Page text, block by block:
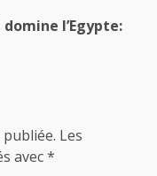
l’Egypte:
Les
avec*